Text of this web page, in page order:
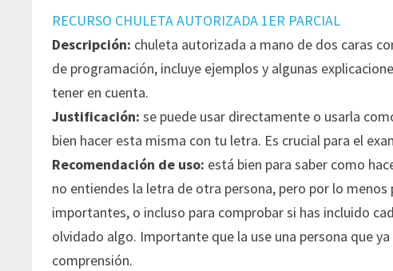
RECURSO CHULETA AUTORIZADA 1ER PARCIAL
Descripción: chuleta autorizada a mano de dos caras
de programación, incluye ejemplos y algunas
tener en cuenta.
Justificación: se puede usar directamente o usarla
bien hacer esta misma con tu letra. Es crucial para el
Recomendación de uso: está bien para saber como
no entiendes la letra de otra persona, pero por lo
importantes, o incluso para comprobar si has incluido
olvidado algo. Importante que la use una persona que
comprensión.